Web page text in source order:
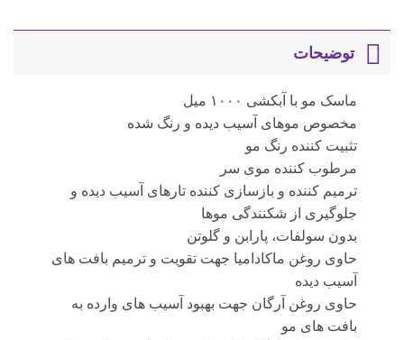
توضیحات
ماسک مو با آبکشی ۱۰۰۰ میل
مخصوص موهای آسیب دیده و رنگ شده
تثبیت کننده رنگ مو
مرطوب کننده موی سر
ترمیم کننده و بازسازی کننده تارهای آسیب دیده و
جلوگیری از شکنندگی موها
بدون سولفات، پارابن و گلوتن
حاوی روغن ماکادامیا جهت تقویت و ترمیم بافت های
آسیب دیده
حاوی روغن آرگان جهت بهبود آسیب های وارده به
بافت های مو